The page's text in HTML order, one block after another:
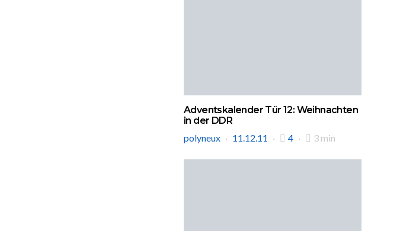
Adventskalender Tür 12: Weihnachten
in der DDR
polyneux
11.12.11 4 3 min